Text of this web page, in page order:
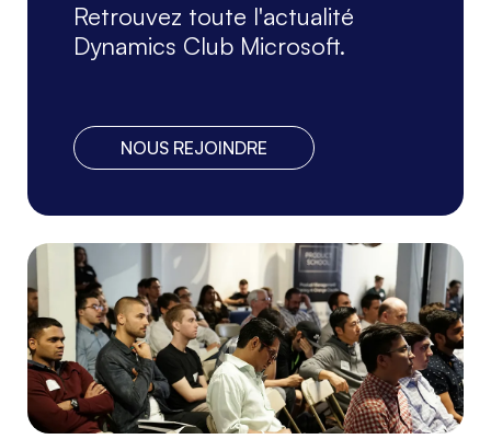
Retrouvez toute l'actualité
Dynamics Club Microsoft.
NOUS REJOINDRE